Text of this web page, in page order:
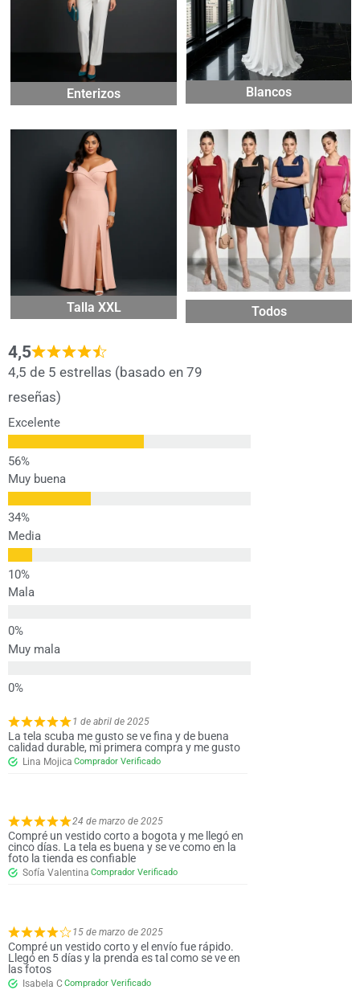
Enterizos Blancos
Talla XXL Todos
4,5
4,5 de 5 estrellas (basado en 79
reseñas)
Excelente
Muy buena
Media
Mala
Muy mala
1 de abril de 2025
La tela scuba me gusto se ve fina y de buena
calidad durable, mi primera compra y me gusto
Lina Mojica
24 de marzo de 2025
Compré un vestido corto a bogota y me llegó en
cinco días. La tela es buena y se ve como en la
foto la tienda es confiable
Sofía Valentina
15 de marzo de 2025
Compré un vestido corto y el envío fue rápido.
Llegó en 5 días y la prenda es tal como se ve en
las fotos
Isabela C